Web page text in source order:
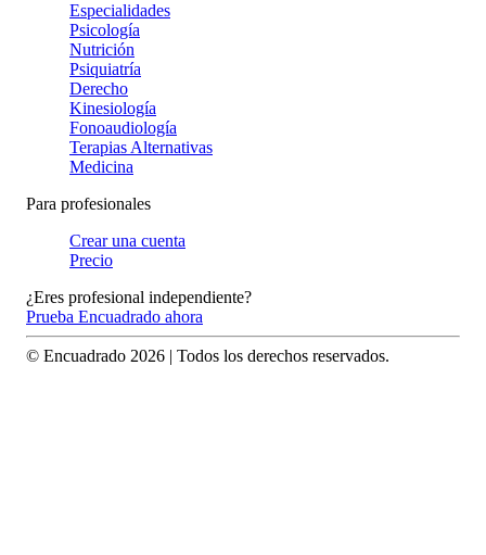
Especialidades
Psicología
Nutrición
Psiquiatría
Derecho
Kinesiología
Fonoaudiología
Terapias Alternativas
Medicina
Para profesionales
Crear una cuenta
Precio
¿Eres profesional independiente?
Prueba Encuadrado ahora
© Encuadrado 2026 | Todos los derechos reservados.